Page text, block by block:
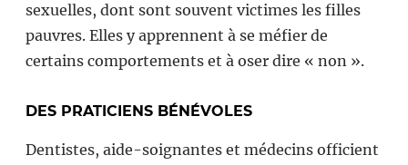
sexuelles, dont sont souvent victimes les filles
pauvres. Elles y apprennent à se méfier de
certains comportements et à oser dire « non ».
DES PRATICIENS BÉNÉVOLES
Dentistes, aide-soignantes et médecins officient